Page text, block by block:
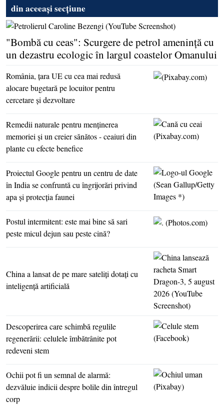
din aceeași secțiune
"Bombă cu ceas": Scurgere de petrol ameninţă cu
un dezastru ecologic în largul coastelor Omanului
România, ţara UE cu cea mai redusă
alocare bugetară pe locuitor pentru
cercetare şi dezvoltare
Remedii naturale pentru menţinerea
memoriei şi un creier sănătos - ceaiuri din
plante cu efecte benefice
Proiectul Google pentru un centru de date
în India se confruntă cu îngrijorări privind
apa şi protecţia faunei
Postul intermitent: este mai bine să sari
peste micul dejun sau peste cină?
China a lansat de pe mare sateliţi dotaţi cu
inteligenţă artificială
Descoperirea care schimbă regulile
regenerării: celulele îmbătrânite pot
redeveni stem
Ochii pot fi un semnal de alarmă:
dezvăluie indicii despre bolile din întregul
corp